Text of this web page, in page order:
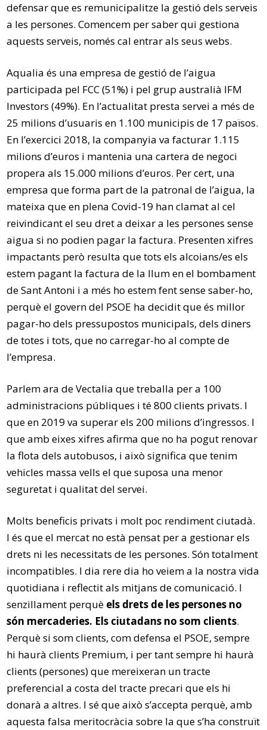
defensar que es remunicipalitze la gestió dels serveis
a les persones. Comencem per saber qui gestiona
aquests serveis, només cal entrar als seus webs.
Aqualia és una empresa de gestió de l’aigua
participada pel FCC (51%) i pel grup australià IFM
Investors (49%). En l’actualitat presta servei a més de
25 milions d’usuaris en 1.100 municipis de 17 països.
En l’exercici 2018, la companyia va facturar 1.115
milions d’euros i mantenia una cartera de negoci
propera als 15.000 milions d’euros. Per cert, una
empresa que forma part de la patronal de l’aigua, la
mateixa que en plena Covid-19 han clamat al cel
reivindicant el seu dret a deixar a les persones sense
aigua si no podien pagar la factura. Presenten xifres
impactants però resulta que tots els alcoians/es els
estem pagant la factura de la llum en el bombament
de Sant Antoni i a més ho estem fent sense saber-ho,
perquè el govern del PSOE ha decidit que és millor
pagar-ho dels pressupostos municipals, dels diners
de totes i tots, que no carregar-ho al compte de
l’empresa.
Parlem ara de Vectalia que treballa per a 100
administracions públiques i té 800 clients privats. I
que en 2019 va superar els 200 milions d’ingressos. I
que amb eixes xifres afirma que no ha pogut renovar
la flota dels autobusos, i això significa que tenim
vehicles massa vells el que suposa una menor
seguretat i qualitat del servei.
Molts beneficis privats i molt poc rendiment ciutadà.
I és que el mercat no està pensat per a gestionar els
drets ni les necessitats de les persones. Són totalment
incompatibles. I dia rere dia ho veiem a la nostra vida
quotidiana i reflectit als mitjans de comunicació. I
senzillament perquè els drets de les persones no
són mercaderies. Els ciutadans no som clients.
Perquè si som clients, com defensa el PSOE, sempre
hi haurà clients Premium, i per tant sempre hi haurà
clients (persones) que mereixeran un tracte
preferencial a costa del tracte precari que els hi
donarà a altres. I sé que això s’accepta perquè, amb
aquesta falsa meritocràcia sobre la que s’ha construït